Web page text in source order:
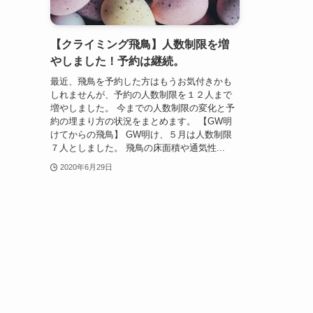
【クライミング飛鳥】人数制限を増
やしました！予約は継続。
最近、飛鳥を予約した方はもうお気付きかも
しれませんが、予約の人数制限を１２人まで
増やしました。 今までの人数制限の変化と予
約の埋まり方の状況をまとめます。 【GW明
けてからの飛鳥】 GW明け、５月は人数制限
７人としました。 飛鳥の床面積や通気性...
2020年6月29日